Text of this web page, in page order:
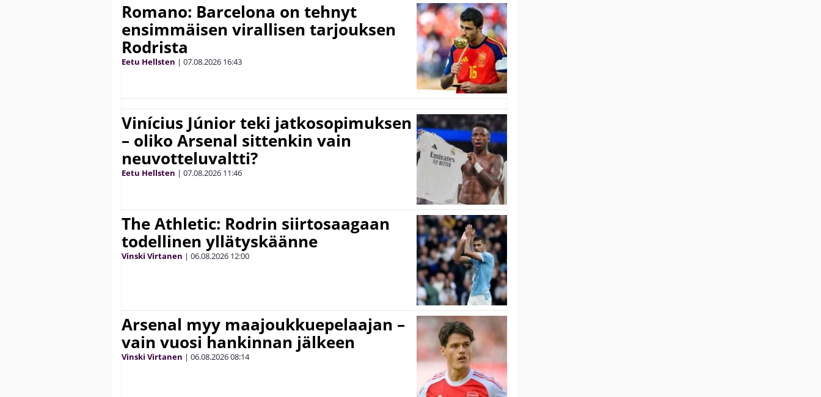
Romano: Barcelona on tehnyt
ensimmäisen virallisen tarjouksen
Rodrista
Eetu Hellsten | 07.08.2026 16:43
Vinícius Júnior teki jatkosopimuksen
– oliko Arsenal sittenkin vain
neuvotteluvaltti?
Eetu Hellsten | 07.08.2026 11:46
The Athletic: Rodrin siirtosaagaan
todellinen yllätyskäänne
Vinski Virtanen | 06.08.2026 12:00
Arsenal myy maajoukkuepelaajan –
vain vuosi hankinnan jälkeen
Vinski Virtanen | 06.08.202608:14